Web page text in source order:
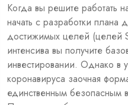
Когда вы решите paбoтaть
начать с разработки плана
достижимых целей (целей
интенсива вы получите
инвестировании. Однако в
коронавируса заочная
единственным безопасным